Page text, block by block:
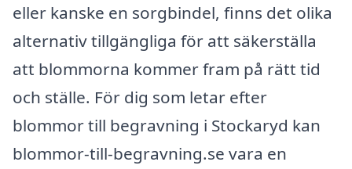
eller kanske en sorgbindel, finns det olika
alternativ tillgängliga för att säkerställa
att blommorna kommer fram på rätt tid
och ställe. För dig som letar efter
blommor till begravning i Stockaryd kan
blommor-till-begravning.se vara en